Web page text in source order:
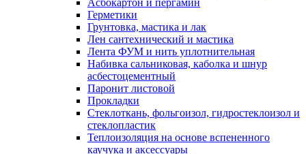
Асбокартон и пергамин
Герметики
Грунтовка, мастика и лак
Лен сантехнический и мастика
Лента ФУМ и нить уплотнительная
Набивка сальниковая, каболка и шнур
асбестоцементный
Паронит листовой
Прокладки
Стеклоткань, фольгоизол, гидростеклоизол и
стеклопластик
Теплоизоляция на основе вспененного
каучука и аксессуары